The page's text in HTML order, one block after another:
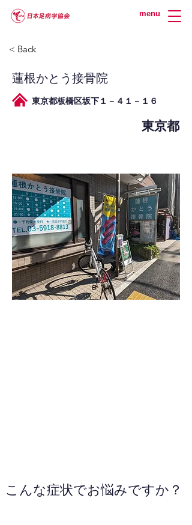
menu
< Back
蓮根かとう接骨院
東京都板橋区坂下１－４１－１６
東京都
こんな症状でお悩みですか？